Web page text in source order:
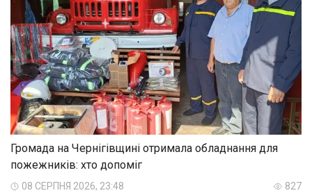
Громада на Чернігівщині отримала обладнання для
пожежників: хто допоміг
08 СЕРПНЯ 2026, 23:48 827